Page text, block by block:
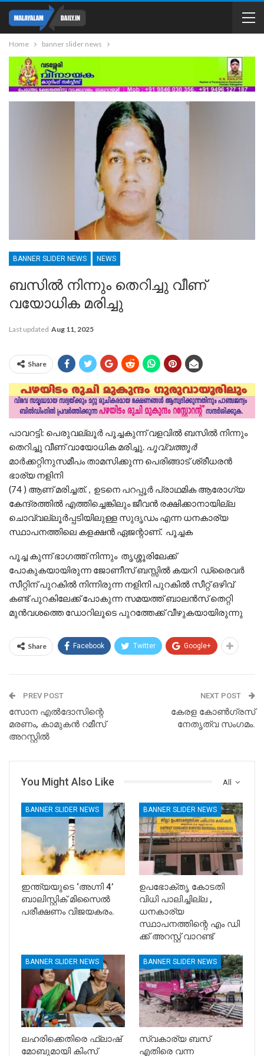
Home banner slider news
BANNER SLIDER NEWS NEWS
ബസിൽ നിന്നും തെറിച്ചു വീണ്
വയോധിക മരിച്ചു
Last updated Aug 11, 2025
Share
പാവറട്ടി: പെരുവല്ലൂർ പൂച്ചകുന്ന് വളവിൽ ബസിൽ നിന്നും
തെറിച്ചു വീണ് വായോധിക മരിച്ചു. പൂവ്വത്തൂർ
മാർക്കറ്റിനുസമീപം താമസിക്കുന്ന പെരിങ്ങാട് ശ്രീധരൻ
ഭാര്യ നളിനി
(74 ) ആണ് മരിച്ചത്. , ഉടനെ പറപ്പൂർ പ്രാഥമിക ആരോഗ്യ
കേന്ദ്രത്തിൽ എത്തിച്ചെങ്കിലും ജീവൻ രക്ഷിക്കാനായില്ല
ചൊവ്വല്ലൂർപ്പടിയിലുള്ള സുദൃഡം എന്ന ധനകാര്യ
സ്ഥാപനത്തിലെ കളക്ഷൻ ഏജന്റാണ്. പൂച്ചക
പൂച്ച കുന്ന് ഭാഗത്ത് നിന്നും തൃശ്ശൂരിലേക്ക്
പോകുകയായിരുന്ന ജോണീസ് ബസ്സിൽ കയറി ഡ്രൈവർ
സീറ്റിന് പുറകിൽ നിന്നിരുന്ന നളിനി പുറകിൽ സീറ്റ് ഒഴിവ്
കണ്ട് പുറകിലേക്ക് പോകുന്ന സമയത്ത് ബാലൻസ് തെറ്റി
മുൻവശത്തെ ഡോറിലൂടെ പുറത്തേക്ക് വീഴുകയായിരുന്നു
Share Facebook Twitter Google+
PREV POST
സോന എൽദോസിന്റെ
മരണം, കാമുകൻ റമീസ്
അറസ്റ്റിൽ
NEXT POST
കേരള കോൺഗ്രസ്
നേതൃത്വ സംഗമം.
All
You Might Also Like
BANNER SLIDER NEWS
ഇന്ത്യയുടെ ‘അഗ്നി 4’
ബാലിസ്റ്റിക് മിസൈൽ
പരീക്ഷണം വിജയകരം.
BANNER SLIDER NEWS
ഉപഭോക്തൃ കോടതി
വിധി പാലിച്ചില്ല ,
ധനകാര്യ
സ്ഥാപനത്തിന്റെ എം ഡി
ക്ക് അറസ്റ്റ് വാറണ്ട്
BANNER SLIDER NEWS
ലഹരിക്കെതിരെ ഫ്ലാഷ്
മോബുമായി കിംസ്
BANNER SLIDER NEWS
സ്വകാര്യ ബസ്
എതിരെ വന്ന